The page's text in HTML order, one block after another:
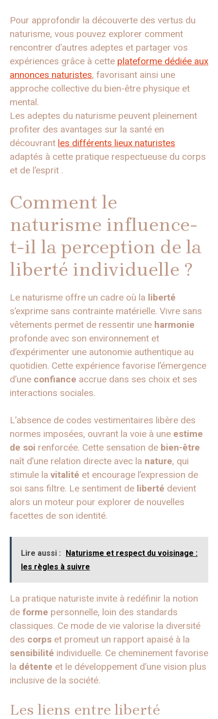
Pour approfondir la découverte des vertus du
naturisme, vous pouvez explorer comment
rencontrer d’autres adeptes et partager vos
expériences grâce à cette plateforme dédiée aux
annonces naturistes, favorisant ainsi une
approche collective du bien-être physique et
mental.
Les adeptes du naturisme peuvent pleinement
profiter des avantages sur la santé en
découvrant les différents lieux naturistes
adaptés à cette pratique respectueuse du corps
et de l’esprit .
Comment le
naturisme influence-
t-il la perception de la
liberté individuelle ?
Le naturisme offre un cadre où la liberté
s’exprime sans contrainte matérielle. Vivre sans
vêtements permet de ressentir une harmonie
profonde avec son environnement et
d’expérimenter une autonomie authentique au
quotidien. Cette expérience favorise l’émergence
d’une confiance accrue dans ses choix et ses
interactions sociales.
L’absence de codes vestimentaires libère des
normes imposées, ouvrant la voie à une estime
de soi renforcée. Cette sensation de bien-être
naît d’une relation directe avec la nature, qui
stimule la vitalité et encourage l’expression de
soi sans filtre. Le sentiment de liberté devient
alors un moteur pour explorer de nouvelles
facettes de son identité.
Lire aussi :
Naturisme et respect du voisinage :
les règles à suivre
La pratique naturiste invite à redéfinir la notion
de forme personnelle, loin des standards
classiques. Ce mode de vie valorise la diversité
des corps et promeut un rapport apaisé à la
sensibilité individuelle. Ce cheminement favorise
la détente et le développement d’une vision plus
inclusive de la société.
Les liens entre liberté